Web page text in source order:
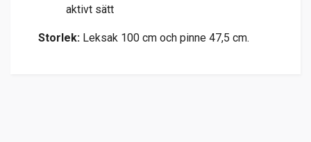
aktivt sätt
Storlek: Leksak 100 cm och pinne 47,5 cm.